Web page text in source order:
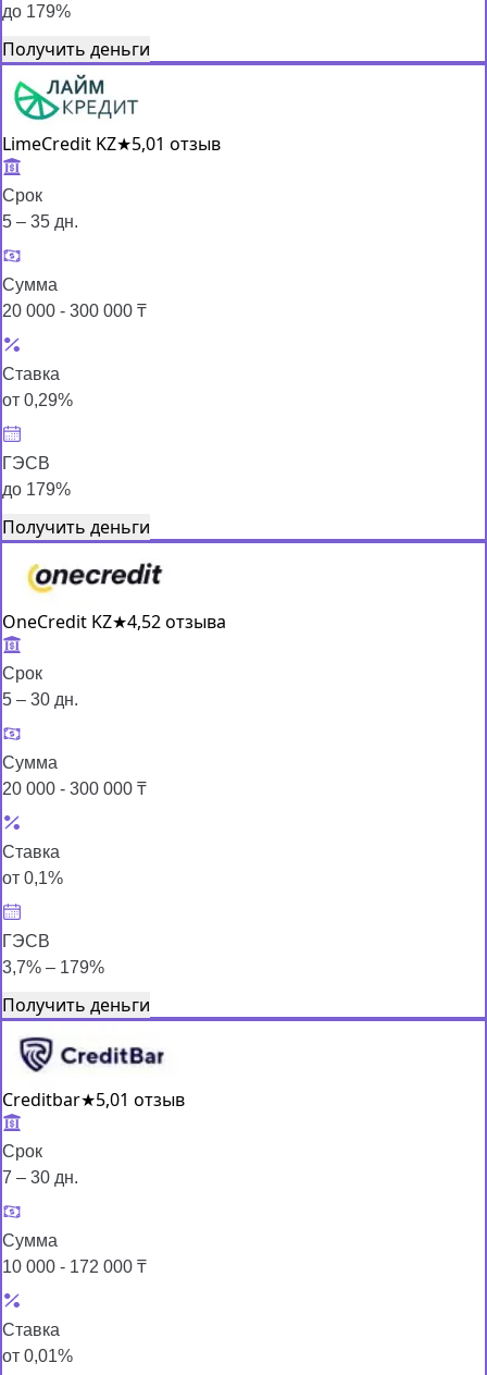
до 179%
Получить деньги
LimeCredit KZ★5,01 отзыв
Срок
5 – 35 дн.
Сумма
20 000 - 300 000 ₸
Ставка
от 0,29%
ГЭСВ
до 179%
Получить деньги
OneCredit KZ★4,52 отзыва
Срок
5 – 30 дн.
Сумма
20 000 - 300 000 ₸
Ставка
от 0,1%
ГЭСВ
3,7% – 179%
Получить деньги
Creditbar★5,01 отзыв
Срок
7 – 30 дн.
Сумма
10 000 - 172 000 ₸
Ставка
от 0,01%